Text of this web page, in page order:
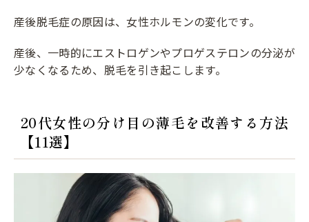
産後脱毛症の原因は、女性ホルモンの変化です。
産後、一時的にエストロゲンやプロゲステロンの分泌が
少なくなるため、脱毛を引き起こします。
20代女性の分け目の薄毛を改善する方法
【11選】